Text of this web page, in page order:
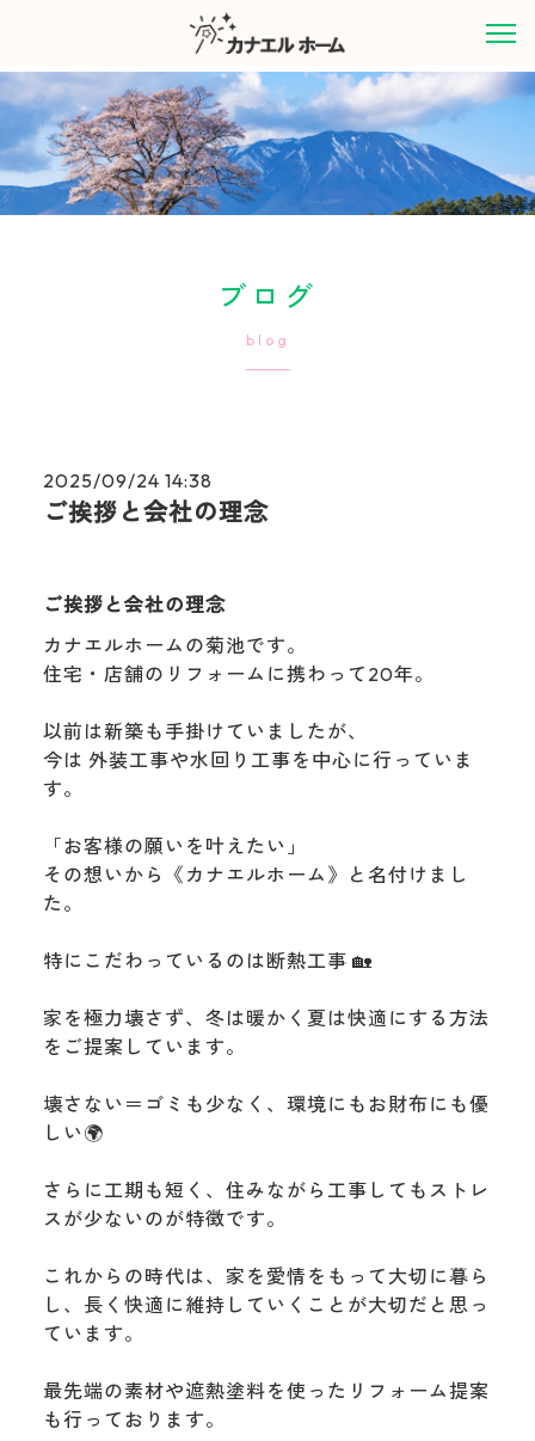
ブログ
blog
2025/09/24 14:38
ご挨拶と会社の理念
ご挨拶と会社の理念
カナエルホームの菊池です。
住宅・店舗のリフォームに携わって20年。
以前は新築も手掛けていましたが、
今は 外装工事や水回り工事を中心に行っていま
す。
「お客様の願いを叶えたい」
その想いから《カナエルホーム》と名付けまし
た。
特にこだわっているのは断熱工事 🏡
家を極力壊さず、冬は暖かく夏は快適にする方法
をご提案しています。
壊さない＝ゴミも少なく、環境にもお財布にも優
しい🌍️
さらに工期も短く、住みながら工事してもストレ
スが少ないのが特徴です。
これからの時代は、家を愛情をもって大切に暮ら
し、長く快適に維持していくことが大切だと思っ
ています。
最先端の素材や遮熱塗料を使ったリフォーム提案
も行っております。